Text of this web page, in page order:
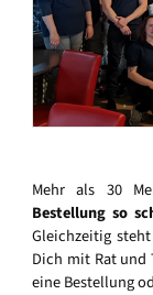
Mehr als 30
Bestellung so
Gleichzeitig
Dich mit Rat und
eine Bestellung